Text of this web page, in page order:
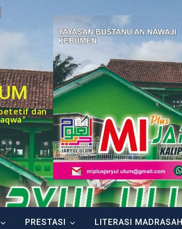
dan
PRESTASI LITERASI MADRASAH